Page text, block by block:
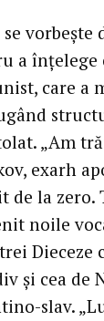
se
a
care a
„Am
exarh
de la zero.
noile
Dieceze
și cea de
slav.